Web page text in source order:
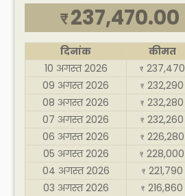
₹ 237,470.00
दिनांक कीमत
10 अगस्त 2026
₹ 237,470
09 अगस्त 2026
₹ 232,290
08 अगस्त 2026
₹ 232,280
07 अगस्त 2026
₹ 232,260
06 अगस्त 2026
₹ 226,280
05 अगस्त 2026
₹ 228,000
04 अगस्त 2026
₹ 221,790
03 अगस्त 2026
₹ 216,860